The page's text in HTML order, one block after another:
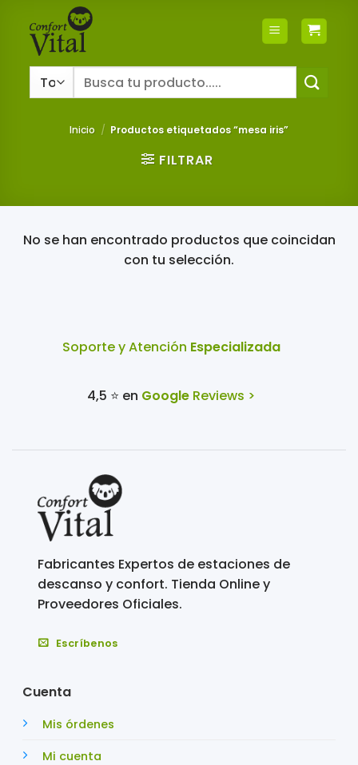
contenido
Buscar
Inicio / Productos etiquetados “mesa iris”
FILTRAR
No se han encontrado productos que coincidan
con tu selección.
Soporte y Atención Especializada
4,5 ⭐ en Google Reviews >
Fabricantes Expertos de estaciones de
descanso y confort. Tienda Online y
Proveedores Oficiales.
Escríbenos
Cuenta
Mis órdenes
Mi cuenta